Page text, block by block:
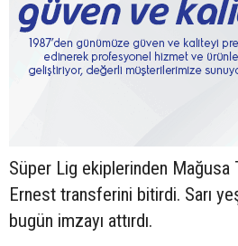
Süper Lig ekiplerinden Mağusa
Ernest transferini bitirdi. Sarı
bugün imzayı attırdı.